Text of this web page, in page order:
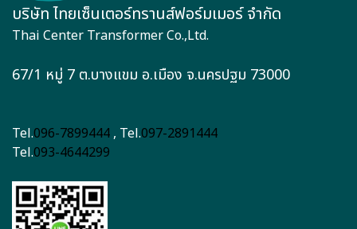
บริษัท ไทยเซ็นเตอร์ทรานส์ฟอร์มเมอร์ จำกัด
Thai Center Transformer Co.,Ltd.
67/1 หมู่ 7 ต.บางแขม อ.เมือง จ.นครปฐม 73000
Tel.096-7899444, Tel.097-2891444
Tel.093-4644299